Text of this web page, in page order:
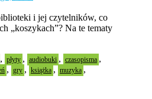
i jej czytelników, co
„koszykach”? Na te tematy
, płyty , audiobuki , czasopisma ,
, gry , książka , muzyka ,